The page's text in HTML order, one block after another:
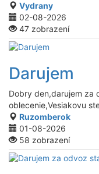
Vydrany
02-08-2026
47 zobrazení
Darujem
Dobry den,darujem za
oblecenie,Vesiakovu
Ruzomberok
01-08-2026
58 zobrazení